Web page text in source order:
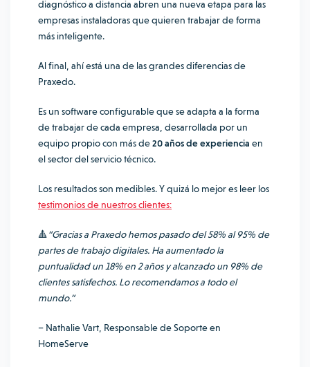
diagnóstico a distancia abren una nueva etapa para las
empresas instaladoras que quieren trabajar de forma
más inteligente.
Al final, ahí está una de las grandes diferencias de
Praxedo.
Es un software configurable que se adapta a la forma
de trabajar de cada empresa, desarrollada por un
equipo propio con más de20 años de experiencia en
el sector del servicio técnico.
Los resultados son medibles. Y quizá lo mejor es leer los
testimonios de nuestros clientes:
🔺“Gracias a Praxedo hemos pasado del 58% al 95% de
partes de trabajo digitales. Ha aumentado la
puntualidad un 18% en 2 años y alcanzado un 98% de
clientes satisfechos. Lo recomendamos a todo el
mundo.”
– Nathalie Vart, Responsable de Soporte en
HomeServe